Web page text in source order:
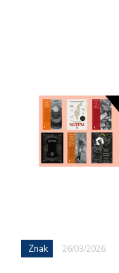
Znak 26/03/2026